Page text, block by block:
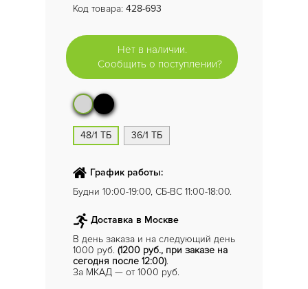
Код товара: 428-693
Нет в наличии.
Сообщить о поступлении?
48/1 ТБ 36/1 ТБ
График работы:
Будни 10:00-19:00, СБ-ВС 11:00-18:00.
Доставка в Москве
В день заказа и на следующий день
1000 руб. (1200 руб., при заказе на
сегодня после 12:00).
За МКАД — от 1000 руб.